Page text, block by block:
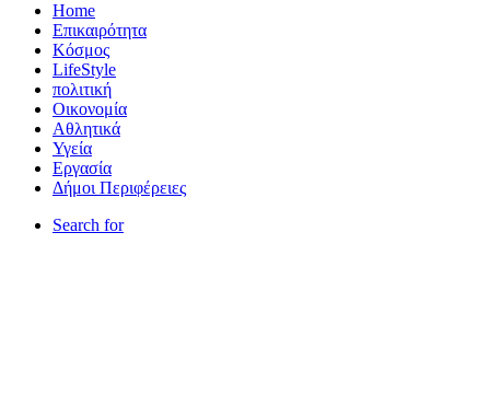
Home
Επικαιρότητα
Κόσμος
LifeStyle
πολιτική
Οικονομία
Αθλητικά
Υγεία
Εργασία
Δήμοι Περιφέρειες
Search for